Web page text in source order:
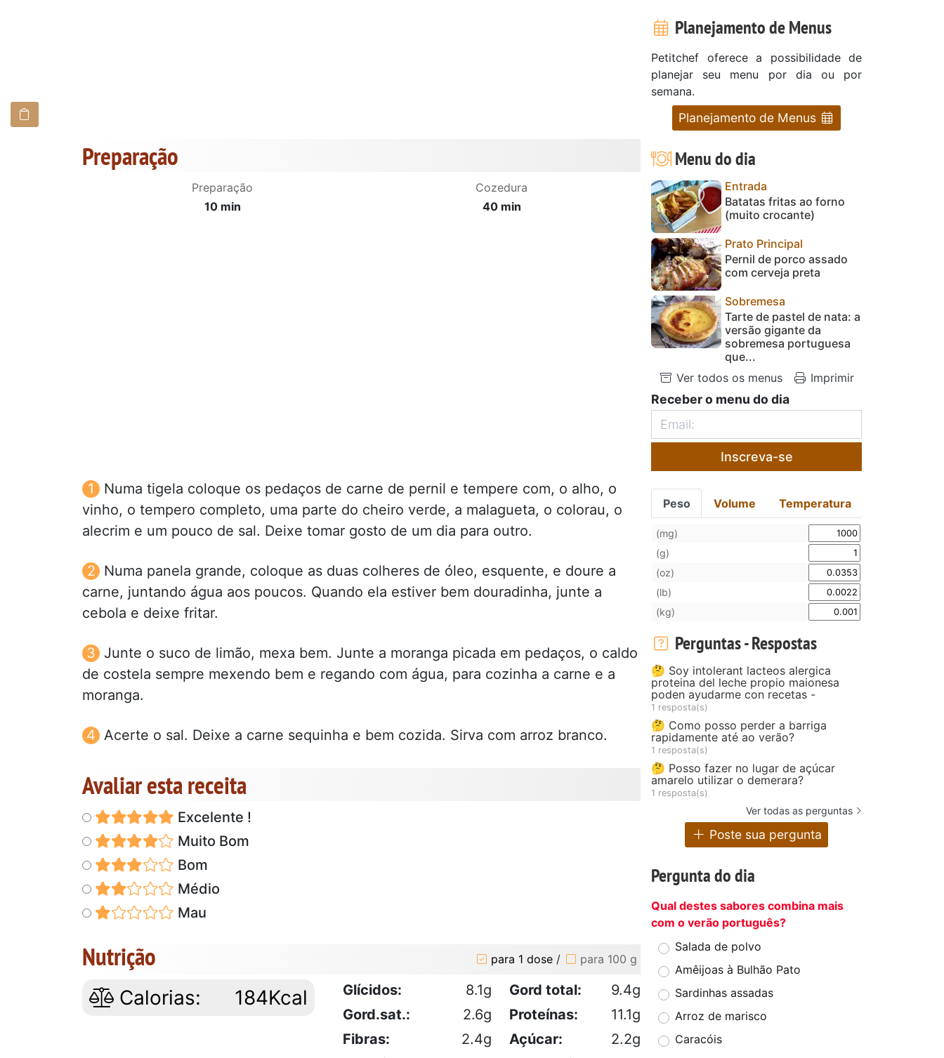
Preparação
Preparação
10 min
Cozedura
40 min
Numa tigela coloque os pedaços de carne de pernil e tempere com, o alho, o
vinho, o tempero completo, uma parte do cheiro verde, a malagueta, o colorau, o
alecrim e um pouco de sal. Deixe tomar gosto de um dia para outro.
Numa panela grande, coloque as duas colheres de óleo, esquente, e doure a
carne, juntando água aos poucos. Quando ela estiver bem douradinha, junte a
cebola e deixe fritar.
Junte o suco de limão, mexa bem. Junte a moranga picada em pedaços, o caldo
de costela sempre mexendo bem e regando com água, para cozinha a carne e a
moranga.
Acerte o sal. Deixe a carne sequinha e bem cozida. Sirva com arroz branco.
Avaliar esta receita
Excelente !
Muito Bom
Bom
Médio
Mau
Nutrição para 1 dose / para 100 g
Calorias: 184Kcal Glícidos: 8.1g Gord total:
9.4g
Gord.sat.:
2.6g Proteínas:
11.1g
Fibras:
2.4g Açúcar:
2.2g
Planejamento de Menus
Petitchef oferece a possibilidade de
planejar seu menu por dia ou por
semana.
Planejamento de Menus
Menu do dia
Entrada
Batatas fritas ao forno
(muito crocante)
Prato Principal
Pernil de porco assado
com cerveja preta
Sobremesa
Tarte de pastel de nata: a
versão gigante da
sobremesa portuguesa
que...
Ver todos os menus
Imprimir
Receber o menu do dia
Inscreva-se
Peso Volume Temperatura
(mg)
(g)
(oz)
(lb)
(kg)
Perguntas - Respostas
🤔 Soy intolerant lacteos alergica
proteina del leche propio maionesa
poden ayudarme con recetas -
1 resposta(s)
🤔 Como posso perder a barriga
rapidamente até ao verão?
1 resposta(s)
🤔 Posso fazer no lugar de açúcar
amarelo utilizar o demerara?
1 resposta(s)
Ver todas as perguntas
Poste sua pergunta
Pergunta do dia
Qual destes sabores combina mais
com o verão português?
Salada de polvo
Amêijoas à Bulhão Pato
Sardinhas assadas
Arroz de marisco
Caracóis